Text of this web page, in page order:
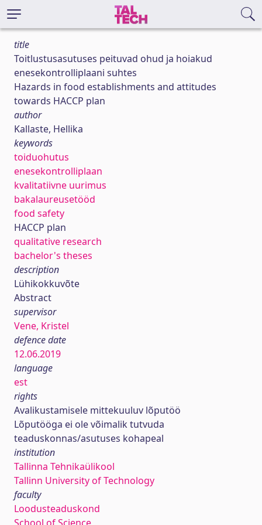
title
Toitlustusasutuses peituvad ohud ja hoiakud
enesekontrolliplaani suhtes
Hazards in food establishments and attitudes
towards HACCP plan
author
Kallaste, Hellika
keywords
toiduohutus
enesekontrolliplaan
kvalitatiivne uurimus
bakalaureusetööd
food safety
HACCP plan
qualitative research
bachelor's theses
description
Lühikokkuvõte
Abstract
supervisor
Vene, Kristel
defence date
12.06.2019
language
est
rights
Avalikustamisele mittekuuluv lõputöö
Lõputööga ei ole võimalik tutvuda
teaduskonnas/asutuses kohapeal
institution
Tallinna Tehnikaülikool
Tallinn University of Technology
faculty
Loodusteaduskond